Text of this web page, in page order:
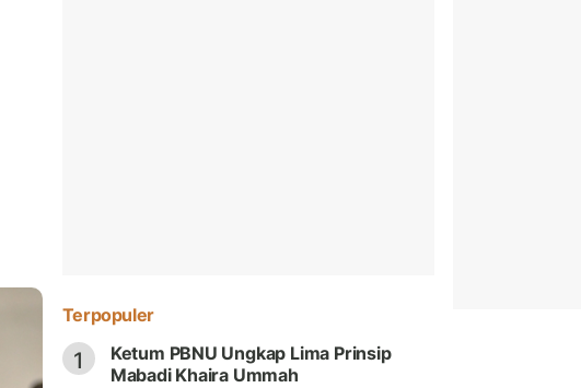
Terpopuler
1
Ketum PBNU Ungkap Lima Prinsip
Mabadi Khaira Ummah